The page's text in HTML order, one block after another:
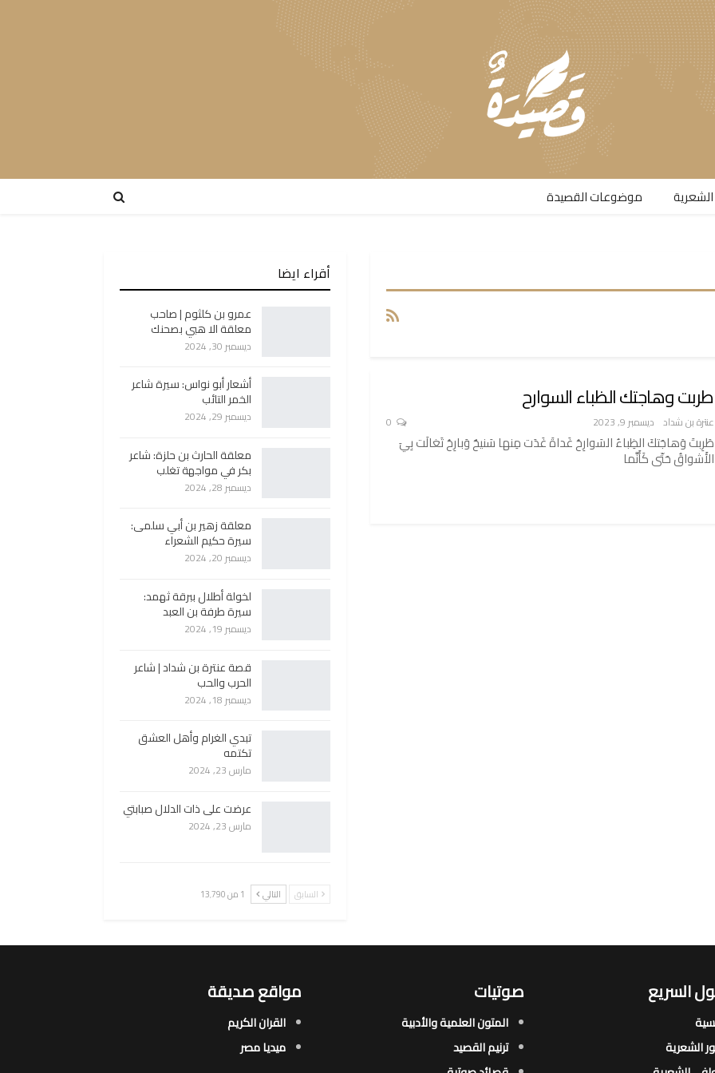
موضوعات القصيدة​
طربت وهاجتك الظباء السوارح
عنترة بن شداد ديسمبر 9, 2023
طَرِبتَ وَهاجَتكَ الظِباءُ السَوارِحُ غَداةَ غَدَت مِنها سَنيحٌ وَبارِحُ تَغالَت بِيَ
الأَشواقُ حَتّى كَأَنَّما
أقراء ايضا
عمرو بن كلثوم | صاحب
معلقة الا هبي بصحنك
ديسمبر 30, 2024
أشعار أبو نواس: سيرة شاعر
الخمر التائب
ديسمبر 29, 2024
معلقة الحارث بن حلزة: شاعر
بكر في مواجهة تغلب
ديسمبر 28, 2024
معلقة زهير بن أبي سلمى:
سيرة حكيم الشعراء
ديسمبر 20, 2024
لخولة أطلال ببرقة ثهمد:
سيرة طرفة بن العبد
ديسمبر 19, 2024
قصة عنترة بن شداد | شاعر
الحرب والحب
ديسمبر 18, 2024
تبدي الغرام وأهل العشق
تكتمه
مارس 23, 2024
عرضت على ذات الدلال صبابتي
مارس 23, 2024
السابق التالي 1 من 13٬790
السريع
الشعرية​
صوتيات
المتون العلمية والأدبية
ترنيم القصيد
مواقع صديقة
القران الكريم
ميديا مصر